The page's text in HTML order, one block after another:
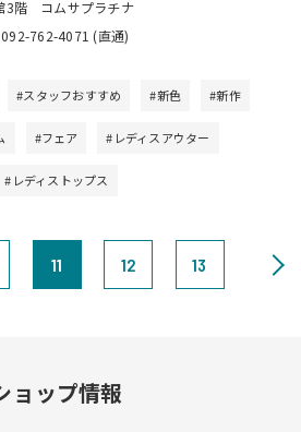
3階 コムサプラチナ
762-4071 (直通)
#スタッフおすすめ #新色 #新作
#フェア #レディスアウター
#レディストップス
11 12 13
ョップ情報